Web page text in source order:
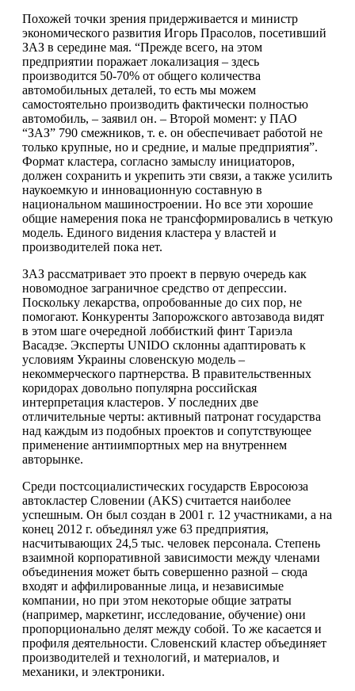
Похожей точки зрения придерживается и министр
экономического развития Игорь Прасолов, посетивший
ЗАЗ в середине мая. “Прежде всего, на этом
предприятии поражает локализация – здесь
производится 50-70% от общего количества
автомобильных деталей, то есть мы можем
самостоятельно производить фактически полностью
автомобиль, – заявил он. – Второй момент: у ПАО
“ЗАЗ” 790 смежников, т. е. он обеспечивает работой не
только крупные, но и средние, и малые предприятия”.
Формат кластера, согласно замыслу инициаторов,
должен сохранить и укрепить эти связи, а также усилить
наукоемкую и инновационную составную в
национальном машиностроении. Но все эти хорошие
общие намерения пока не трансформировались в четкую
модель. Единого видения кластера у властей и
производителей пока нет.
ЗАЗ рассматривает это проект в первую очередь как
новомодное заграничное средство от депрессии.
Поскольку лекарства, опробованные до сих пор, не
помогают. Конкуренты Запорожского автозавода видят
в этом шаге очередной лоббисткий финт Тариэла
Васадзе. Эксперты UNIDO склонны адаптировать к
условиям Украины словенскую модель –
некоммерческого партнерства. В правительственных
коридорах довольно популярна российская
интерпретация кластеров. У последних две
отличительные черты: активный патронат государства
над каждым из подобных проектов и сопутствующее
применение антиимпортных мер на внутреннем
авторынке.
Среди постсоциалистических государств Евросоюза
автокластер Словении (AKS) считается наиболее
успешным. Он был создан в 2001 г. 12 участниками, а на
конец 2012 г. объединял уже 63 предприятия,
насчитывающих 24,5 тыс. человек персонала. Степень
взаимной корпоративной зависимости между членами
объединения может быть совершенно разной – сюда
входят и аффилированные лица, и независимые
компании, но при этом некоторые общие затраты
(например, маркетинг, исследование, обучение) они
пропорционально делят между собой. То же касается и
профиля деятельности. Словенский кластер объединяет
производителей и технологий, и материалов, и
механики, и электроники.